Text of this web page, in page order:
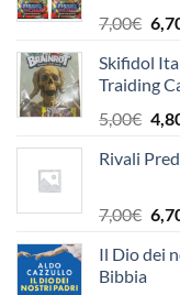
7,00€ Il
era:
Skifidol
Traiding
5,00€ Il
Rivali
7,00€ Il
Il Dio dei
Bibbia